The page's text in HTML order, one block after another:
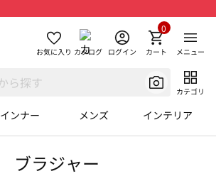
お気に入り カタログ ログイン カート
0
メニュー
カテゴリ
インナー メンズ インテリア
ブラジャー